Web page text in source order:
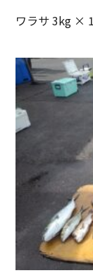
ワラサ 3kg ×